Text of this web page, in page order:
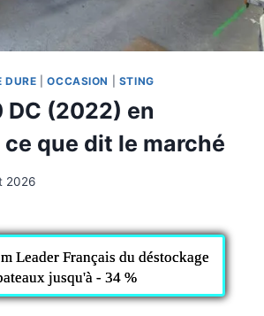
DURE |OCCASION STING
DC (2022) en
que dit le marché
2026
Leader Français du déstockage
jusqu'à - 34 %